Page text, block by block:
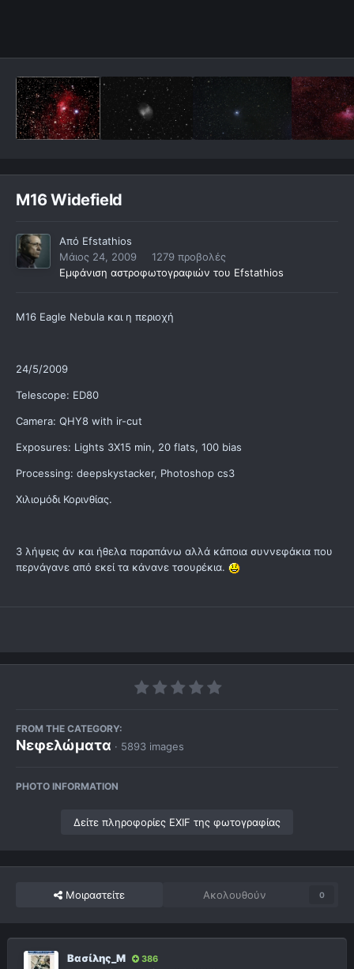
M16 Widefield
Από Efstathios
Μάιος 24, 2009
1279 προβολές
Εμφάνιση αστροφωτογραφιών του Efstathios
M16 Eagle Nebula και η περιοχή
24/5/2009
Telescope: ED80
Camera: QHY8 with ir-cut
Exposures: Lights 3X15 min, 20 flats, 100 bias
Processing: deepskystacker, Photoshop cs3
Χιλιομόδι Κορινθίας.
3 λήψεις άν και ήθελα παραπάνω αλλά κάποια συννεφάκια που
περνάγανε από εκεί τα κάνανε τσουρέκια.
FROM THE CATEGORY:
Νεφελώματα · 5893 images
PHOTO INFORMATION
Δείτε πληροφορίες EXIF της φωτογραφίας
Μοιραστείτε Ακολουθούν 0
Βασίλης_Μ 386